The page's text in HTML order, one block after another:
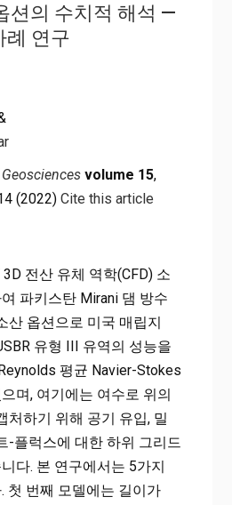
션의 수치적 해석 —
례 연구
volume 15,
(2022) Cite this article
전산 유체 역학(CFD) 소
파키스탄 Mirani 댐 방수
산 옵션으로 미국 매립지
유형 III 유역의 성능을
평균 Navier-Stokes
며, 여기에는 여수로 위의
처하기 위해 공기 유입, 밀
-플럭스에 대한 하위 그리드
다. 본 연구에서는 5가지
첫 번째 모델에는 길이가